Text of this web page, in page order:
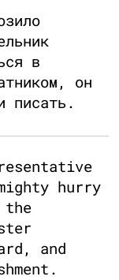
в
он
писать.
hurry
the
and